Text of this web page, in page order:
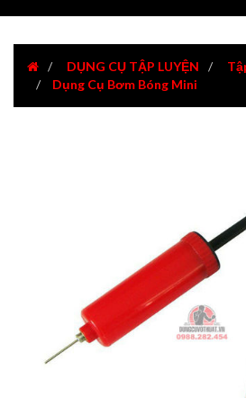
DỤNG CỤ TẬP LUYỆN
Dụng Cụ Bơm Bóng Mini